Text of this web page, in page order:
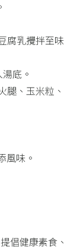
腐乳攪拌至味
底。​
腿、玉米粒、
風味。​
倡健康素食、